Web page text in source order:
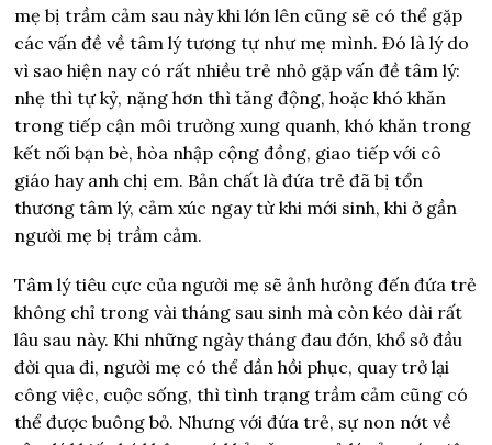
mẹ bị trầm cảm sau này khi lớn lên cũng sẽ có thể gặp
các vấn đề về tâm lý tương tự như mẹ mình. Đó là lý do
vì sao hiện nay có rất nhiều trẻ nhỏ gặp vấn đề tâm lý:
nhẹ thì tự kỷ, nặng hơn thì tăng động, hoặc khó khăn
trong tiếp cận môi trường xung quanh, khó khăn trong
kết nối bạn bè, hòa nhập cộng đồng, giao tiếp với cô
giáo hay anh chị em. Bản chất là đứa trẻ đã bị tổn
thương tâm lý, cảm xúc ngay từ khi mới sinh, khi ở gần
người mẹ bị trầm cảm.
Tâm lý tiêu cực của người mẹ sẽ ảnh hưởng đến đứa trẻ
không chỉ trong vài tháng sau sinh mà còn kéo dài rất
lâu sau này. Khi những ngày tháng đau đớn, khổ sở đầu
đời qua đi, người mẹ có thể dần hồi phục, quay trở lại
công việc, cuộc sống, thì tình trạng trầm cảm cũng có
thể được buông bỏ. Nhưng với đứa trẻ, sự non nớt về